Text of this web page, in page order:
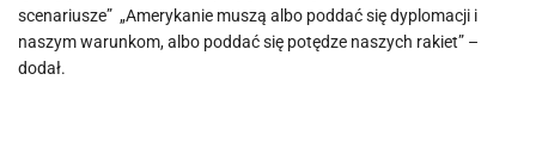
scenariusze” „Amerykanie muszą albo poddać się dyplomacji i
naszym warunkom, albo poddać się potędze naszych rakiet” –
dodał.